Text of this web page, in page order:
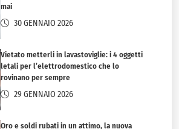
mai
30 GENNAIO 2026
Vietato metterli in lavastoviglie: i 4 oggetti
letali per l’elettrodomestico che lo
rovinano per sempre
29 GENNAIO 2026
Oro e soldi rubati in un attimo, la nuova